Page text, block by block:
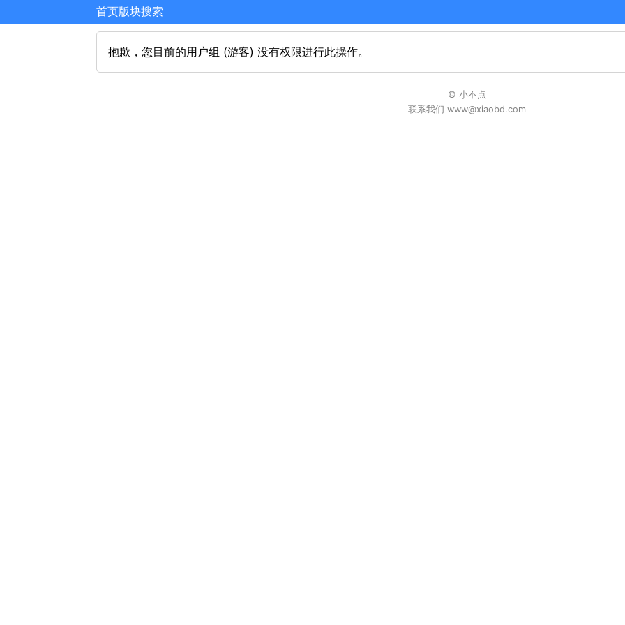
首页版块搜索
抱歉，您目前的用户组 (游客) 没有权限进行此操作。
© 小不点
联系我们 www@xiaobd.com